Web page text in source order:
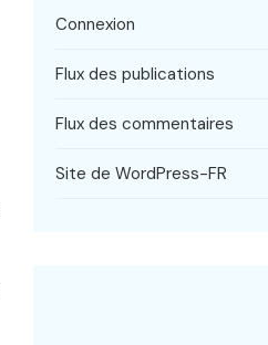
Connexion
Flux des publications
Flux des commentaires
Site de WordPress-FR